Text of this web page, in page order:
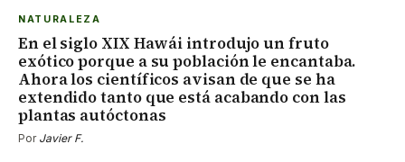
NATURALEZA
En el siglo XIX Hawái introdujo un fruto
exótico porque a su población le encantaba.
Ahora los científicos avisan de que se ha
extendido tanto que está acabando con las
plantas autóctonas
Por Javier F.